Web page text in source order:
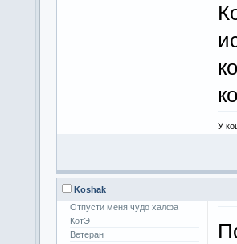
У
Koshak
Отпусти меня чудо халфа
КотЭ
Ветеран